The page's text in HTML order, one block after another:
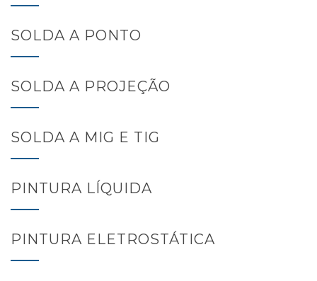
SOLDA A PONTO
SOLDA A PROJEÇÃO
SOLDA A MIG E TIG
PINTURA LÍQUIDA
PINTURA ELETROSTÁTICA